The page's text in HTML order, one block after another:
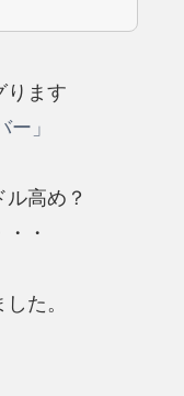
ります
ー」
高め？
・
た。